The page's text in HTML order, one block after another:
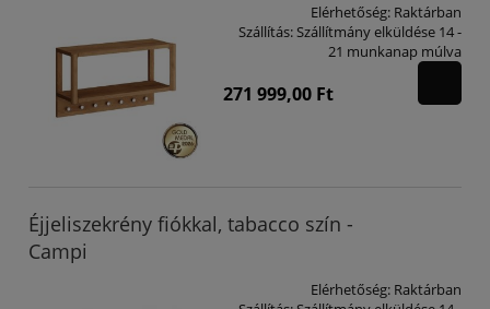
Elérhetőség: Raktárban
Szállítás:Szállítmány elküldése 14 -
21 munkanap múlva
271 999,00 Ft
Éjjeliszekrény fiókkal, tabacco szín -
Campi
Elérhetőség: Raktárban